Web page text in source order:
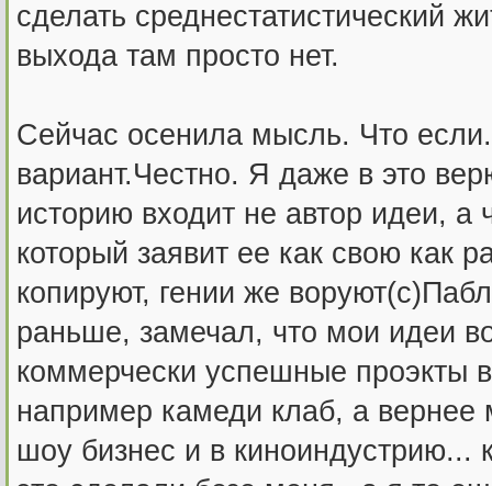
сделать среднестатистический
выхода там просто нет.
Сейчас осенила мысль. Что
вариант.Честно. Я даже в это
историю входит не автор идеи, а
который заявит ее как свою как
копируют, гении же
раньше, замечал, что мои идеи
коммерчески успешные проэкты
например камеди клаб, а вернее
шоу бизнес и в киноиндустрию...